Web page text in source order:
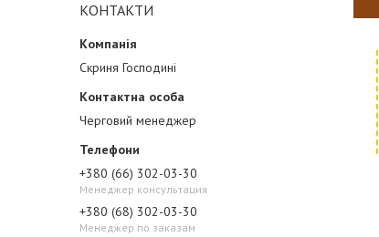
КОНТАКТИ
Скриня Господині
Черговий менеджер
+380 (66) 302-03-30
Менеджер консультация
+380 (68) 302-03-30
Менеджер по заказам